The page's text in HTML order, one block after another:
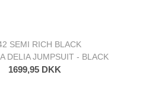
SEMI RICH BLACK
DELIA JUMPSUIT - BLACK
1699,95 DKK